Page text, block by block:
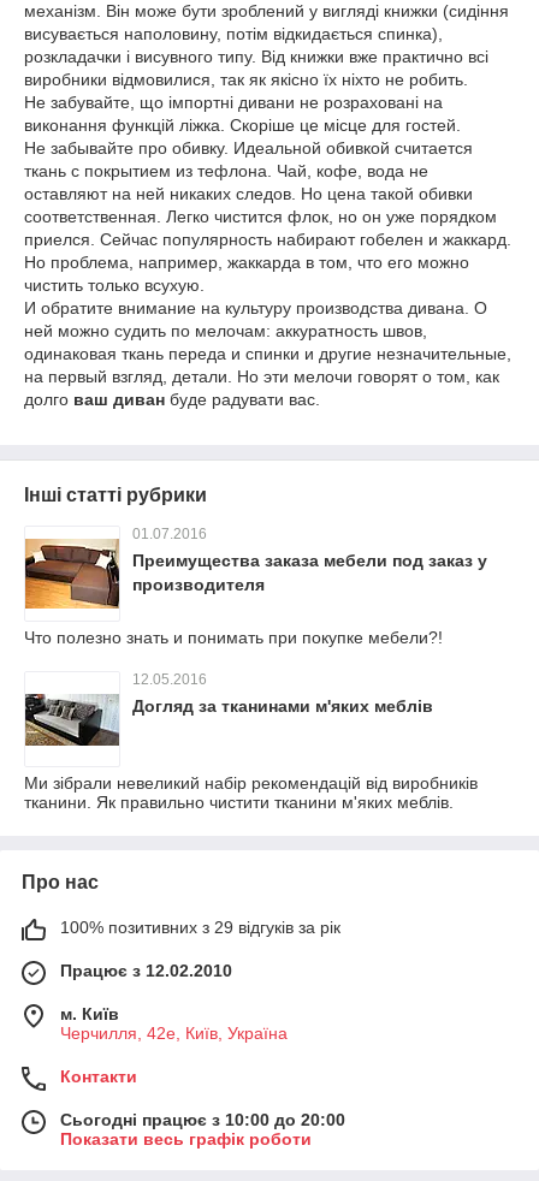
механізм. Він може бути зроблений у вигляді книжки (сидіння
висувається наполовину, потім відкидається спинка),
розкладачки і висувного типу. Від книжки вже практично всі
виробники відмовилися, так як якісно їх ніхто не робить.
Не забувайте, що імпортні дивани не розраховані на
виконання функцій ліжка. Скоріше це місце для гостей.
Не забывайте про обивку. Идеальной обивкой считается
ткань с покрытием из тефлона. Чай, кофе, вода не
оставляют на ней никаких следов. Но цена такой обивки
соответственная. Легко чистится флок, но он уже порядком
приелся. Сейчас популярность набирают гобелен и жаккард.
Но проблема, например, жаккарда в том, что его можно
чистить только всухую.
И обратите внимание на культуру производства дивана. О
ней можно судить по мелочам: аккуратность швов,
одинаковая ткань переда и спинки и другие незначительные,
на первый взгляд, детали. Но эти мелочи говорят о том, как
долго ваш диван буде радувати вас.
Інші статті рубрики
01.07.2016
Преимущества заказа мебели под заказ у
производителя
Что полезно знать и понимать при покупке мебели?!
12.05.2016
Догляд за тканинами м'яких меблів
Ми зібрали невеликий набір рекомендацій від виробників
тканини. Як правильно чистити тканини м'яких меблів.
Про нас
100% позитивних з 29 відгуків за рік
Працює з 12.02.2010
м. Київ
Черчилля, 42е, Київ, Україна
Контакти
Сьогодні працює з 10:00 до 20:00
Показати весь графік роботи